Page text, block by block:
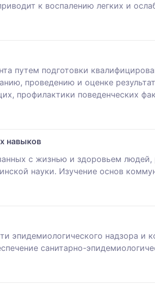
к воспалению легких и
путем подготовки
проведению и оценке
профилактики поведенческих
навыков
с жизнью и здоровьем
науки. Изучение основ
эпидемиологического надзора
санитарно-